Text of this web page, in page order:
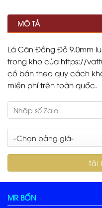
MÔ TẢ
Lá Căn Đồng Đỏ 9.0mm
trong kho của https://
có bán theo quy cách
miễn phí trên toàn quốc.
MR BỐN